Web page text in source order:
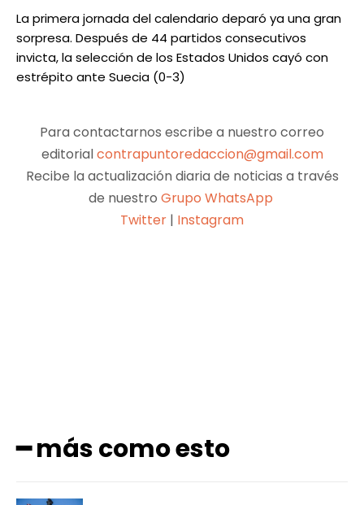
La primera jornada del calendario deparó ya una gran
sorpresa. Después de 44 partidos consecutivos
invicta, la selección de los Estados Unidos cayó con
estrépito ante Suecia (0-3)
Para contactarnos escribe a nuestro correo
editorialcontrapuntoredaccion@gmail.com
Recibe la actualización diaria de noticias a través
de nuestro Grupo WhatsApp
Twitter | Instagram
━ más como esto